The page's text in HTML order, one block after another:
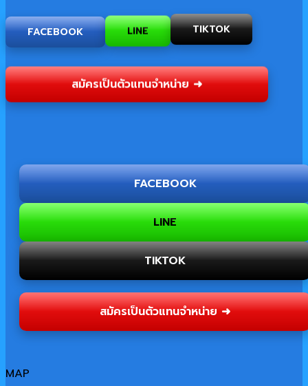
FACEBOOK LINE TIKTOK
สมัครเป็นตัวแทนจำหน่าย ➜
FACEBOOK
LINE
TIKTOK
สมัครเป็นตัวแทนจำหน่าย ➜
MAP